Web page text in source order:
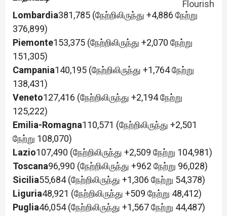
Lombardia381,785 (நேற்றிலிருந்து +4,886 நேற்று
376,899)
Piemonte153,375 (நேற்றிலிருந்து +2,070 நேற்று
151,305)
Campania140,195 (நேற்றிலிருந்து +1,764 நேற்று
138,431)
Veneto127,416 (நேற்றிலிருந்து +2,194 நேற்று
125,222)
Emilia-Romagna110,571 (நேற்றிலிருந்து +2,501
நேற்று 108,070)
Lazio107,490 (நேற்றிலிருந்து +2,509 நேற்று 104,981)
Toscana96,990 (நேற்றிலிருந்து +962 நேற்று 96,028)
Sicilia55,684 (நேற்றிலிருந்து +1,306 நேற்று 54,378)
Liguria48,921 (நேற்றிலிருந்து +509 நேற்று 48,412)
Puglia46,054 (நேற்றிலிருந்து +1,567 நேற்று 44,487)